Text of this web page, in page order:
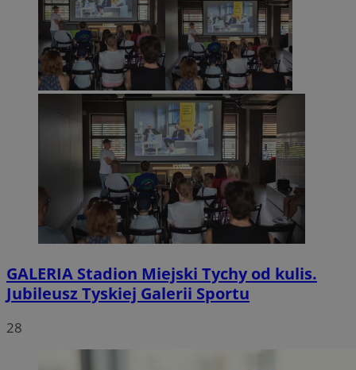
GALERIA Stadion Miejski Tychy od kulis.
Jubileusz Tyskiej Galerii Sportu
28